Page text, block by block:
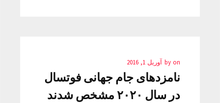
by on آوریل 1, 2016
نامزدهای جام جهانی فوتسال
در سال ۲۰۲۰ مشخص شدند